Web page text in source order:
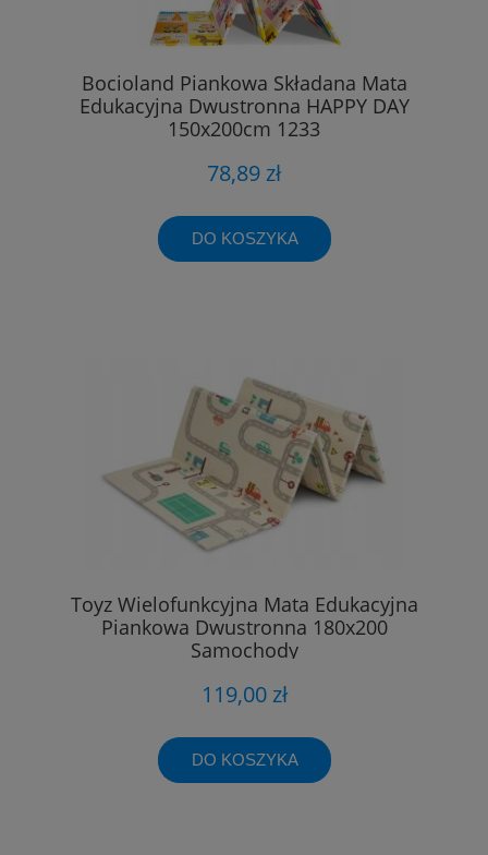
Bocioland Piankowa Składana Mata
Edukacyjna Dwustronna HAPPY DAY
150x200cm 1233
78,89 zł
DO KOSZYKA
Toyz Wielofunkcyjna Mata Edukacyjna
Piankowa Dwustronna 180x200
Samochody
119,00 zł
DO KOSZYKA